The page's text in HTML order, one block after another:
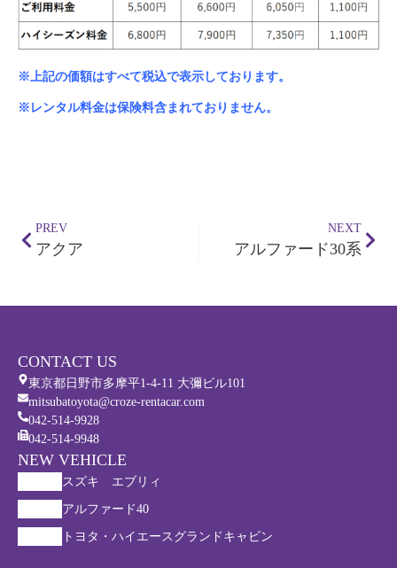
※上記の価額はすべて税込で表示しております。
※レンタル料金は保険料含まれておりません。
PREV
アクア
NEXT
アルファード30系
CONTACT US
東京都日野市多摩平1-4-11 大彌ビル101
mitsubatoyota@croze-rentacar.com
042-514-9928
042-514-9948
NEW VEHICLE
スズキ エブリィ
アルファード40
トヨタ・ハイエースグランドキャビン